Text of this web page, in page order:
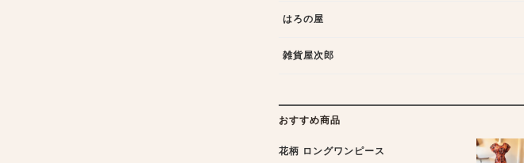
はろの屋
雑貨屋次郎
おすすめ商品
花柄 ロングワンピース